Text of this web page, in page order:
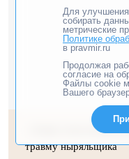
«Алия стала моими
травму ныряльщика
Для
собирать
метрические
Политике
в pravmir.ru
Продолжая
согласие на
Файлы cookie
Вашего